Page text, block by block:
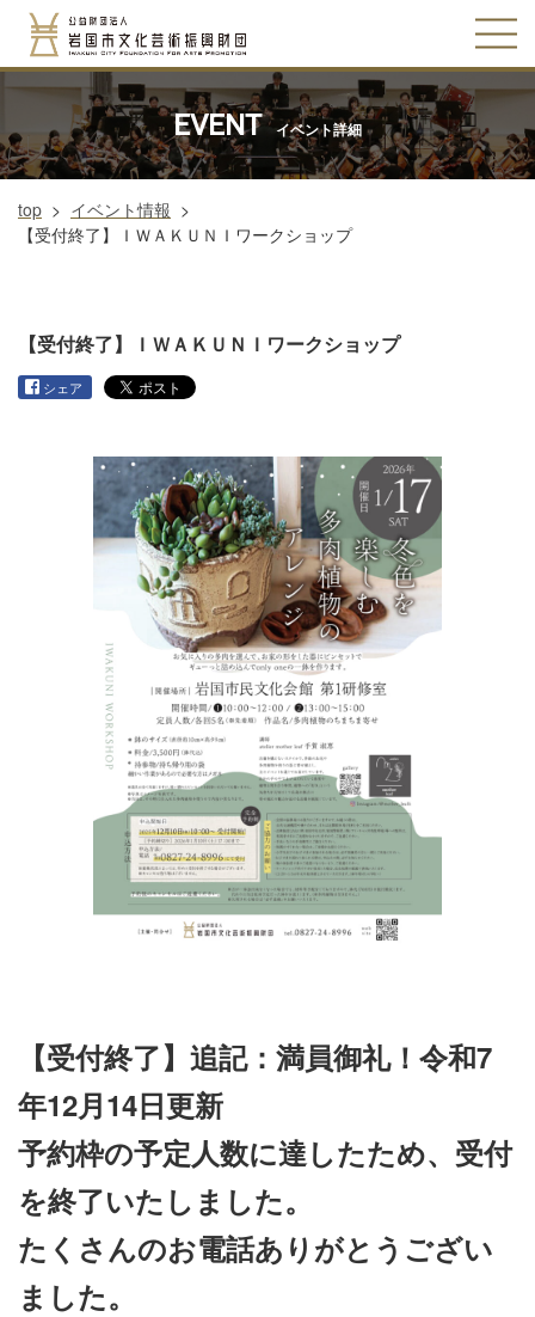
EVENT イベント詳細
top > イベント情報 >
【受付終了】ＩＷＡＫＵＮＩワークショップ
【受付終了】ＩＷＡＫＵＮＩワークショップ
シェア
【受付終了】 追記：満員御礼！令和7
年12月14日更新
予約枠の予定人数に達したため、受付
を終了いたしました。
たくさんのお電話ありがとうござい
ました。